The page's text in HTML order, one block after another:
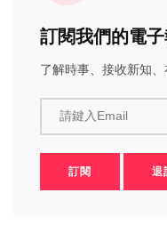
訂閱我們的電
了解時事、接收新知
請鍵入Email
訂閱 退